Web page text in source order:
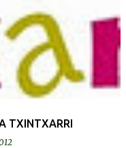
TXINTXARRI